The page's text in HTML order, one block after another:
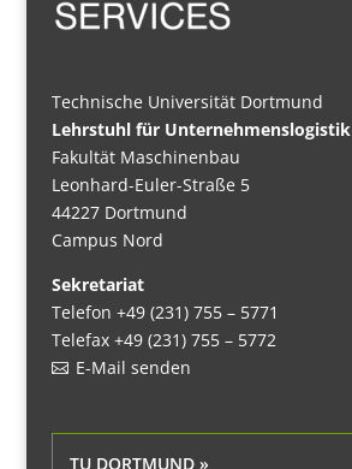
Technische Universität Dortmund
Lehrstuhl für Unternehmenslogistik
Fakultät Maschinenbau
Leonhard-Euler-Straße 5
44227 Dortmund
Campus Nord
Sekretariat
Telefon +49 (231) 755 – 5771
Telefax +49 (231) 755 – 5772
E-Mail senden
TU DORTMUND »